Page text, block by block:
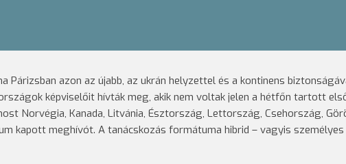
Párizsban azon az újabb, az ukrán helyzettel és a kontinens
képviselőit hívták meg, akik nem voltak jelen a hétfőn tartott
Norvégia, Kanada, Litvánia, Észtország, Lettország, Csehország,
kapott meghívót. A tanácskozás formátuma hibrid – vagyis személyes